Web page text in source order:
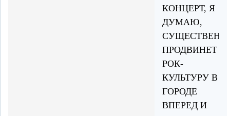
КОНЦЕРТ, Я
ДУМАЮ,
ПРОДВИНЕТ
РОК-
КУЛЬТУРУ В
ГОРОДЕ
ВПЕРЕД И